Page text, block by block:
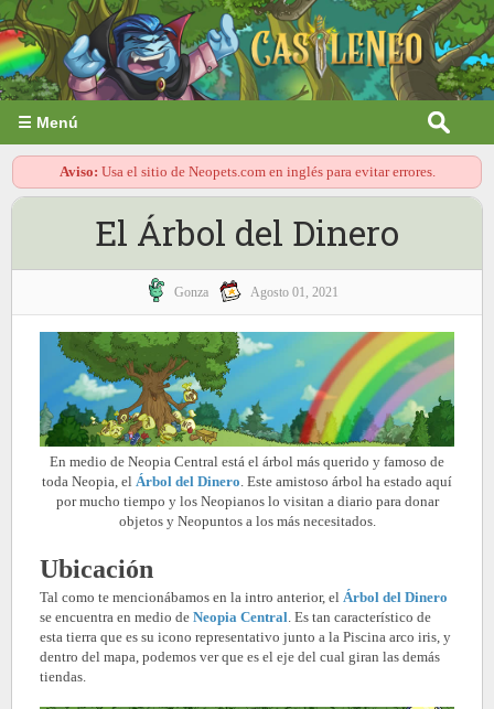
☰ Menú
Aviso: Usa el sitio de Neopets.com en inglés para evitar errores.
El Árbol del Dinero
Gonza Agosto 01, 2021
En medio de Neopia Central está el árbol más querido y famoso de
toda Neopia, el Árbol del Dinero . Este amistoso árbol ha estado aquí
por mucho tiempo y los Neopianos lo visitan a diario para donar
objetos y Neopuntos a los más necesitados.
Ubicación
Tal como te mencionábamos en la intro anterior, el Árbol del Dinero
se encuentra en medio de Neopia Central . Es tan característico de
esta tierra que es su icono representativo junto a la Piscina arco iris, y
dentro del mapa, podemos ver que es el eje del cual giran las demás
tiendas.